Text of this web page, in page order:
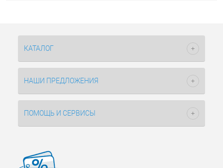
КАТАЛОГ
НАШИ ПРЕДЛОЖЕНИЯ
ПОМОЩЬ И СЕРВИСЫ